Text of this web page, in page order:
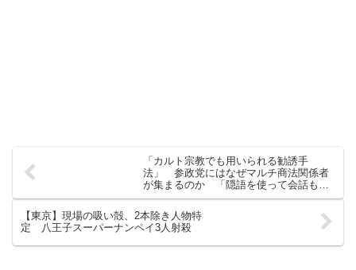
「カルト宗教でも用いられる勧誘手
法」 参政党にはなぜマルチ商法関係者
が集まるのか 「隠語を使って会話も」
★2
【東京】現場の吸い殻、2本除き人物特
定 八王子スーパーナンペイ3人射殺